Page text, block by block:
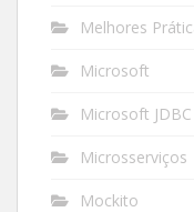
Melhores
Microsoft
Microsoft
Microsserviços
Mockito